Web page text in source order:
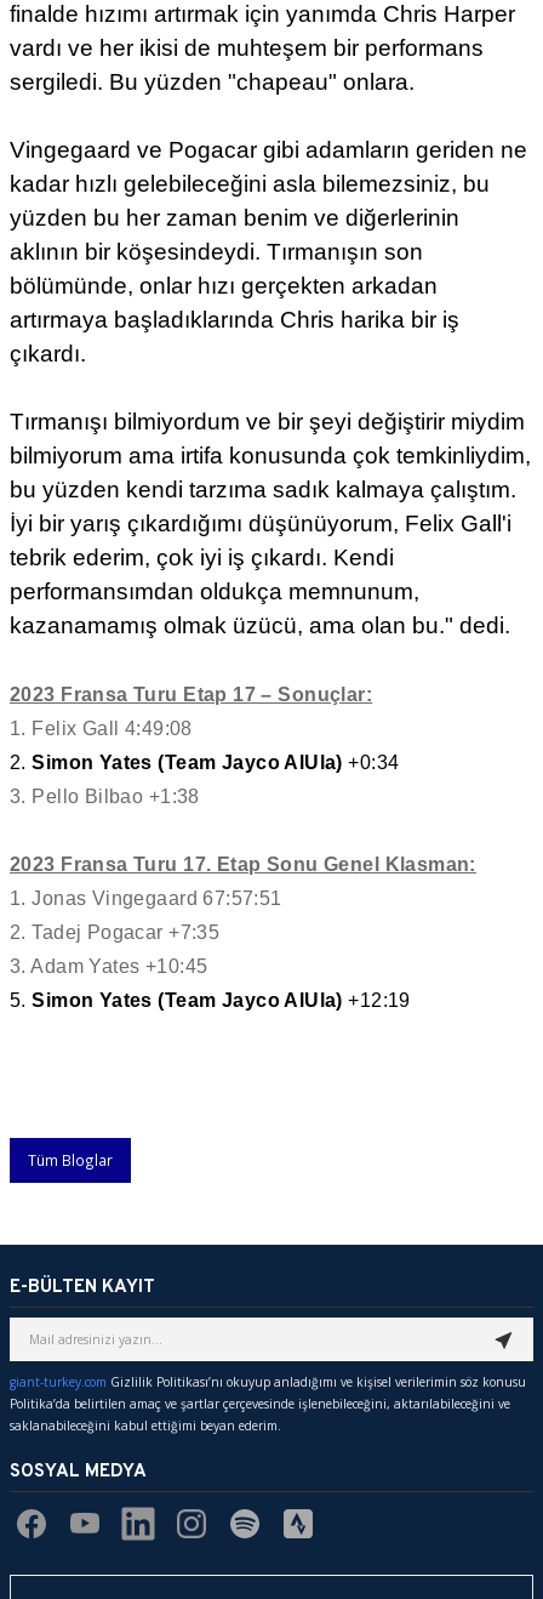
finalde hızımı artırmak için yanımda Chris Harper
vardı ve her ikisi de muhteşem bir performans
sergiledi. Bu yüzden "chapeau" onlara.
Vingegaard ve Pogacar gibi adamların geriden ne
kadar hızlı gelebileceğini asla bilemezsiniz, bu
yüzden bu her zaman benim ve diğerlerinin
aklının bir köşesindeydi. Tırmanışın son
bölümünde, onlar hızı gerçekten arkadan
artırmaya başladıklarında Chris harika bir iş
çıkardı.
Tırmanışı bilmiyordum ve bir şeyi değiştirir miydim
bilmiyorum ama irtifa konusunda çok temkinliydim,
bu yüzden kendi tarzıma sadık kalmaya çalıştım.
İyi bir yarış çıkardığımı düşünüyorum, Felix Gall'i
tebrik ederim, çok iyi iş çıkardı. Kendi
performansımdan oldukça memnunum,
kazanamamış olmak üzücü, ama olan bu." dedi.
2023 Fransa Turu Etap 17 – Sonuçlar:
1. Felix Gall 4:49:08
2.Simon Yates (Team Jayco AlUla) +0:34
3. Pello Bilbao +1:38
2023 Fransa Turu 17. Etap Sonu Genel Klasman:
1. Jonas Vingegaard 67:57:51
2. Tadej Pogacar +7:35
3. Adam Yates +10:45
5.Simon Yates (Team Jayco AlUla)+12:19
Tüm Bloglar
E-BÜLTEN KAYIT
giant-turkey.com Gizlilik Politikası’nı okuyup anladığımı ve kişisel verilerimin söz konusu
Politika’da belirtilen amaç ve şartlar çerçevesinde işlenebileceğini, aktarılabileceğini ve
saklanabileceğini kabul ettiğimi beyan ederim.
SOSYAL MEDYA